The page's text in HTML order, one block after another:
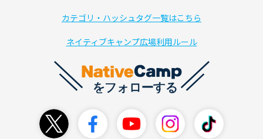
カテゴリ・ハッシュタグ一覧はこちら
ネイティブキャンプ広場利用ルール